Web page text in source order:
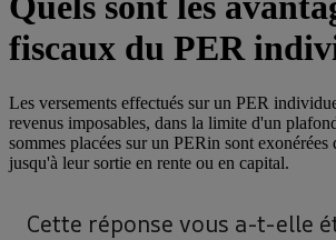
fiscaux du PER
Les versements effectués sur un PER
revenus imposables, dans la limite d'un
sommes placées sur un PERin sont
jusqu'à leur sortie en rente ou en capital.
Cette réponse vous a-t-elle